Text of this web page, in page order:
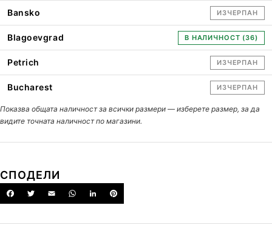
Bansko ИЗЧЕРПАН
Blagoevgrad В НАЛИЧНОСТ (36)
Petrich ИЗЧЕРПАН
Bucharest ИЗЧЕРПАН
Показва общата наличност за всички размери — изберете размер, за да
видите точната наличност по магазини.
СПОДЕЛИ